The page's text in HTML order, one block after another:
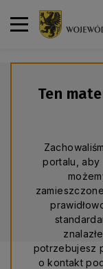
Ten
portalu, aby
potrzebujesz
o kontakt